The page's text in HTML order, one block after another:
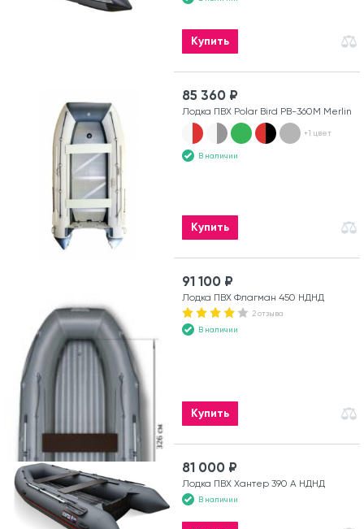
Купить
85 360 ₽
Лодка ПВХ Polar Bird PB-360M Merlin
+1 цвет
В наличии
Купить
91 100 ₽
Лодка ПВХ Флагман 450 НДНД
2 отзыва
В наличии
Купить
81 000 ₽
Лодка ПВХ Хантер 390 А НДНД
В наличии